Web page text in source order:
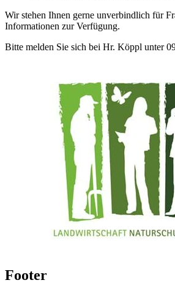
Wir stehen Ihnen gerne unverbindlich für
Informationen zur Verfügung.
Bitte melden Sie sich bei Hr. Köppl unter
Footer